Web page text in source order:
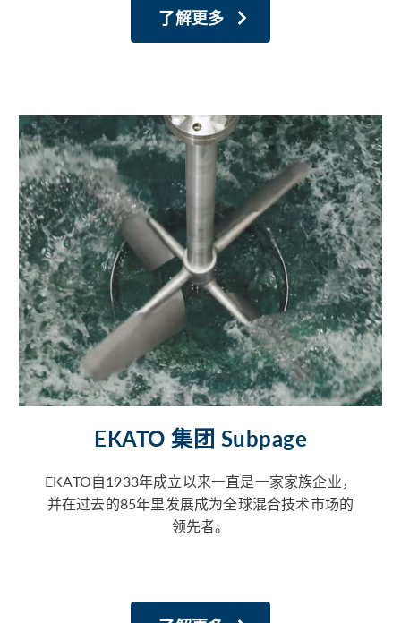
了解更多
EKATO 集团 Subpage
EKATO自1933年成立以来一直是一家家族企业，
并在过去的85年里发展成为全球混合技术市场的
领先者。